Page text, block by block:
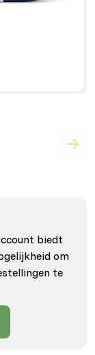
biedt
om
te